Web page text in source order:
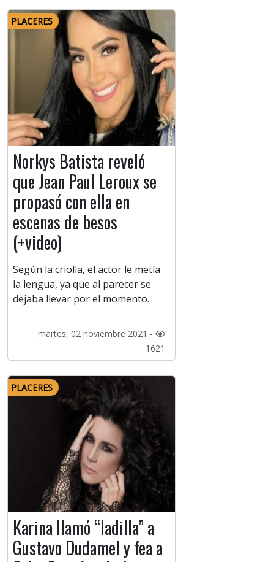
PLACERES
Norkys Batista reveló
que Jean Paul Leroux se
propasó con ella en
escenas de besos
(+video)
Según la criolla, el actor le metía
la lengua, ya que al parecer se
dejaba llevar por el momento.
martes, 02 noviembre 2021 -
1621
PLACERES
Karina llamó “ladilla” a
Gustavo Dudamel y fea a